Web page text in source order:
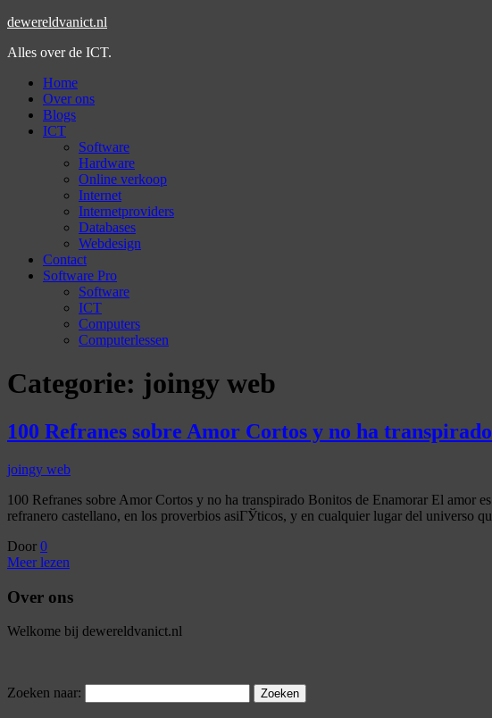
dewereldvanict.nl
Alles over de ICT.
Home
Over ons
Blogs
ICT
Software
Hardware
Online verkoop
Internet
Internetproviders
Databases
Webdesign
Contact
Software Pro
Software
ICT
Computers
Computerlessen
Categorie: joingy web
100 Refranes sobre Amor Cortos y no ha
joingy web
100 Refranes sobre Amor Cortos y no ha transpirado Bonitos de Enamorar El amor
refranero castellano, en los proverbios asiГЎticos, y en cualquier lugar del universo
Door 0
Meer lezen
Over ons
Welkome bij dewereldvanict.nl
Zoeken naar: